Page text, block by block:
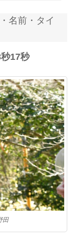
名前・タイ
17秒
田